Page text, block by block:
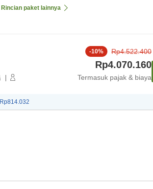
Rincian paket lainnya
|
-10% Rp4.522.400
Rp4.070.160
Termasuk pajak & biaya
Rp814.032